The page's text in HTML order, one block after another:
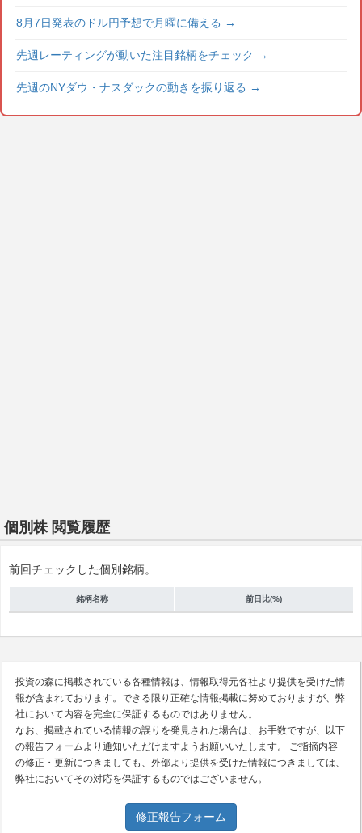
8月7日発表のドル円予想で月曜に備える →
先週レーティングが動いた注目銘柄をチェック →
先週のNYダウ・ナスダックの動きを振り返る →
個別株 閲覧履歴
前回チェックした個別銘柄。
銘柄名称 前日比(%)
投資の森に掲載されている各種情報は、情報取得元各社より提供を受けた情
報が含まれております。できる限り正確な情報掲載に努めておりますが、弊
社において内容を完全に保証するものではありません。
なお、掲載されている情報の誤りを発見された場合は、お手数ですが、以下
の報告フォームより通知いただけますようお願いいたします。 ご指摘内容
の修正・更新につきましても、外部より提供を受けた情報につきましては、
弊社においてその対応を保証するものではございません。
修正報告フォーム